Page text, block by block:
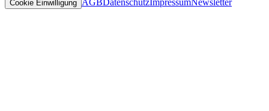
Cookie Einwilligung AGBDatenschutzImpressumNewsletter